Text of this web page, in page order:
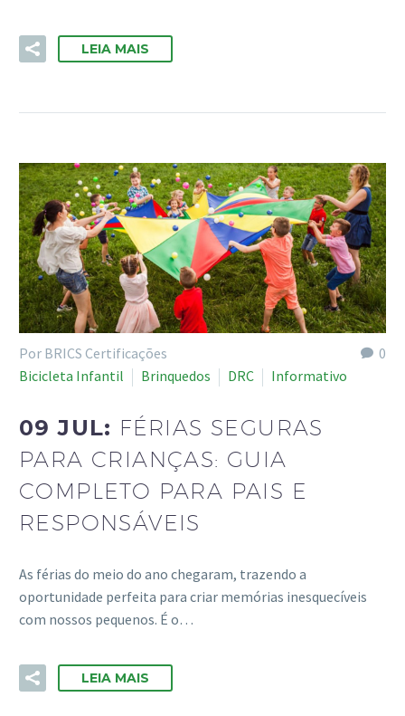
LEIA MAIS
0
Por BRICS Certificações
Bicicleta Infantil
Brinquedos DRC Informativo
09 JUL: FÉRIAS SEGURAS
PARA CRIANÇAS: GUIA
COMPLETO PARA PAIS E
RESPONSÁVEIS
As férias do meio do ano chegaram, trazendo a
oportunidade perfeita para criar memórias inesquecíveis
com nossos pequenos. É o…
LEIA MAIS